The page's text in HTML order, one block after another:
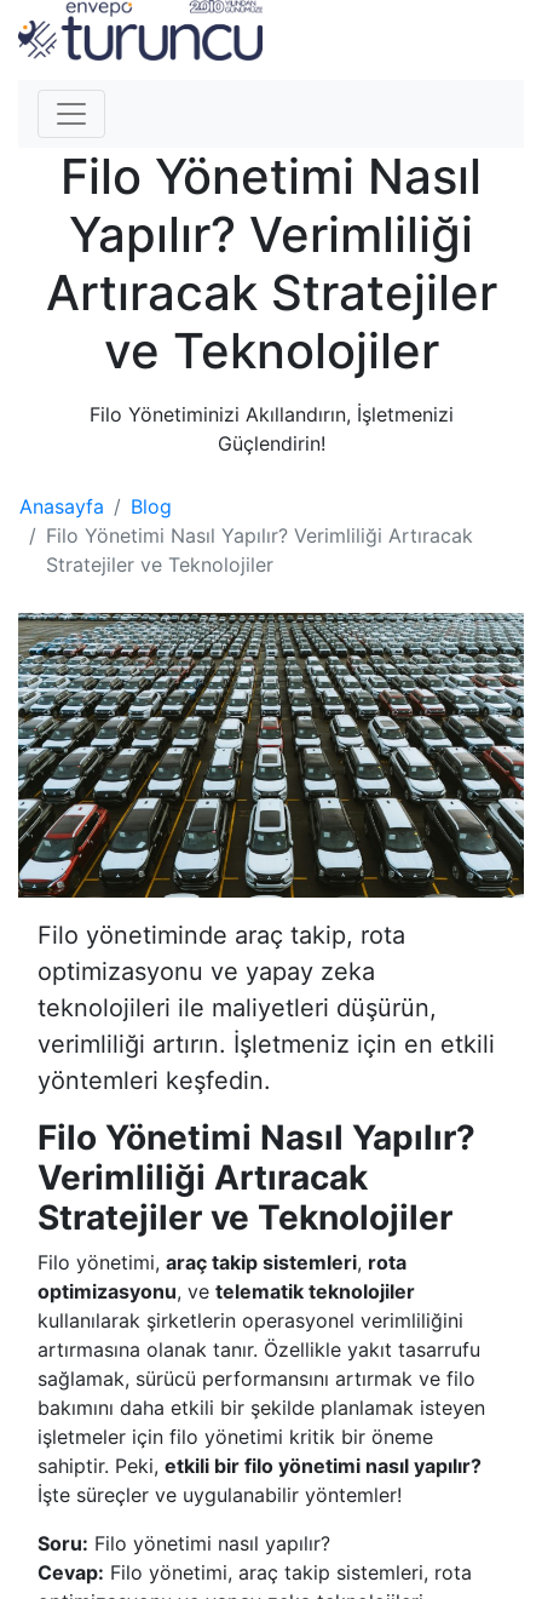
Filo Yönetimi Nasıl
Yapılır? Verimliliği
Artıracak Stratejiler
ve Teknolojiler
Filo Yönetiminizi Akıllandırın, İşletmenizi
Güçlendirin!
Anasayfa
Blog
Filo Yönetimi Nasıl Yapılır? Verimliliği Artıracak
Stratejiler ve Teknolojiler
Filo yönetiminde araç takip, rota
optimizasyonu ve yapay zeka
teknolojileri ile maliyetleri düşürün,
verimliliği artırın. İşletmeniz için en etkili
yöntemleri keşfedin.
Filo Yönetimi Nasıl Yapılır?
Verimliliği Artıracak
Stratejiler ve Teknolojiler
Filo yönetimi, araç takip sistemleri, rota
optimizasyonu, ve telematik teknolojiler
kullanılarak şirketlerin operasyonel verimliliğini
artırmasına olanak tanır. Özellikle yakıt tasarrufu
sağlamak, sürücü performansını artırmak ve filo
bakımını daha etkili bir şekilde planlamak isteyen
işletmeler için filo yönetimi kritik bir öneme
sahiptir. Peki, etkili bir filo yönetimi nasıl yapılır?
İşte süreçler ve uygulanabilir yöntemler!
Soru: Filo yönetimi nasıl yapılır?
Cevap: Filo yönetimi, araç takip sistemleri, rota